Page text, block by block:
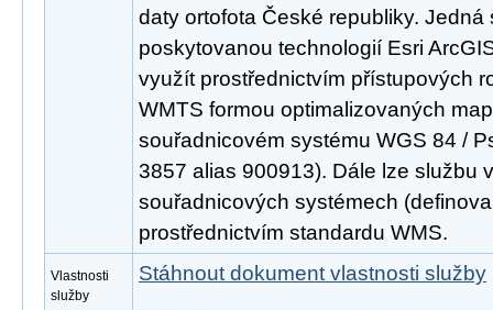
daty ortofota České republiky.
poskytovanou technologií Esri
využít prostřednictvím přístupových
WMTS formou optimalizovaných
souřadnicovém systému WGS 84 /
3857 alias 900913). Dále lze službu
souřadnicových systémech
prostřednictvím standardu WMS.
Vlastnosti
služby
Stáhnout dokument vlastnosti služby